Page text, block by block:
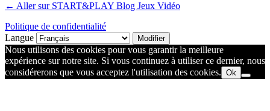
← Aller sur START&PLAY Blog Jeux Vidéo
Politique de confidentialité
Langue
Nous utilisons des cookies pour vous garantir la meilleure
expérience sur notre site. Si vous continuez à utiliser ce dernier, nous
considérerons que vous acceptez l'utilisation des cookies. Ok